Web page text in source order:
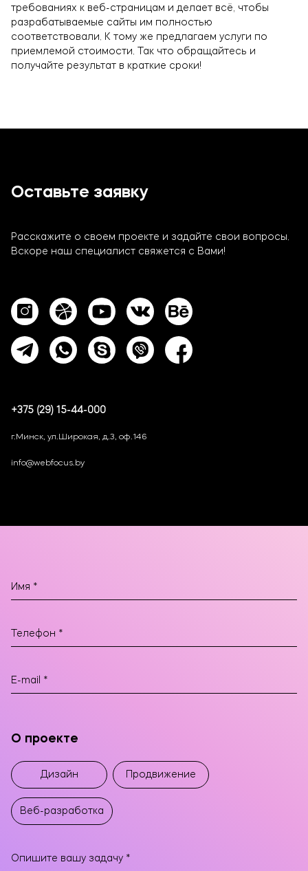
требованиях к веб-страницам и делает всё, чтобы
разрабатываемые сайты им полностью
соответствовали. К тому же предлагаем услуги по
приемлемой стоимости. Так что обращайтесь и
получайте результат в краткие сроки!
Оставьте заявку
Расскажите о своем проекте и задайте свои вопросы.
Вскоре наш специалист свяжется с Вами!
+375 (29) 15-44-000
г.Минск, ул.Широкая, д.3, оф.146
info@webfocus.by
О проекте
Дизайн Продвижение
Веб-разработка